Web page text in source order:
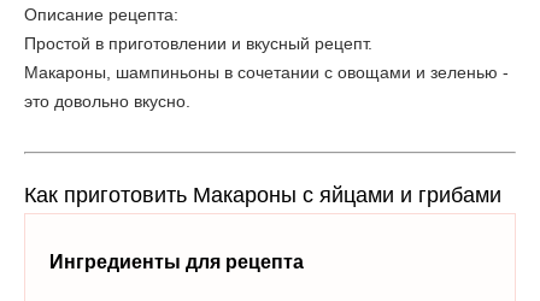
Описание рецепта:
Простой в приготовлении и вкусный рецепт.
Макароны, шампиньоны в сочетании с овощами и зеленью -
это довольно вкусно.
Как приготовить Макароны с яйцами и грибами
Ингредиенты для рецепта